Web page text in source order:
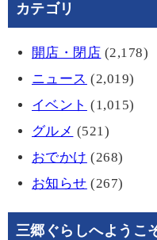
カテゴリ
開店・閉店 (2,178)
ニュース (2,019)
イベント (1,015)
グルメ (521)
おでかけ (268)
お知らせ (267)
三郷ぐらしへようこ